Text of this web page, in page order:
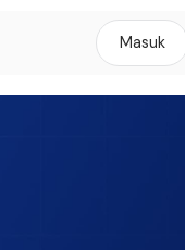
Masuk